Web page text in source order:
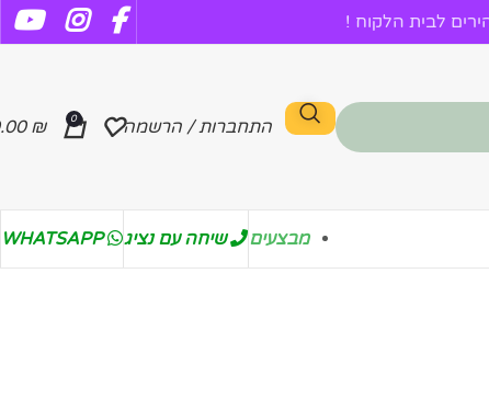
לבית הלקוח !
התחברות / הרשמה 0
₪
מבצעים שיחה עם נציג WHATSAPP